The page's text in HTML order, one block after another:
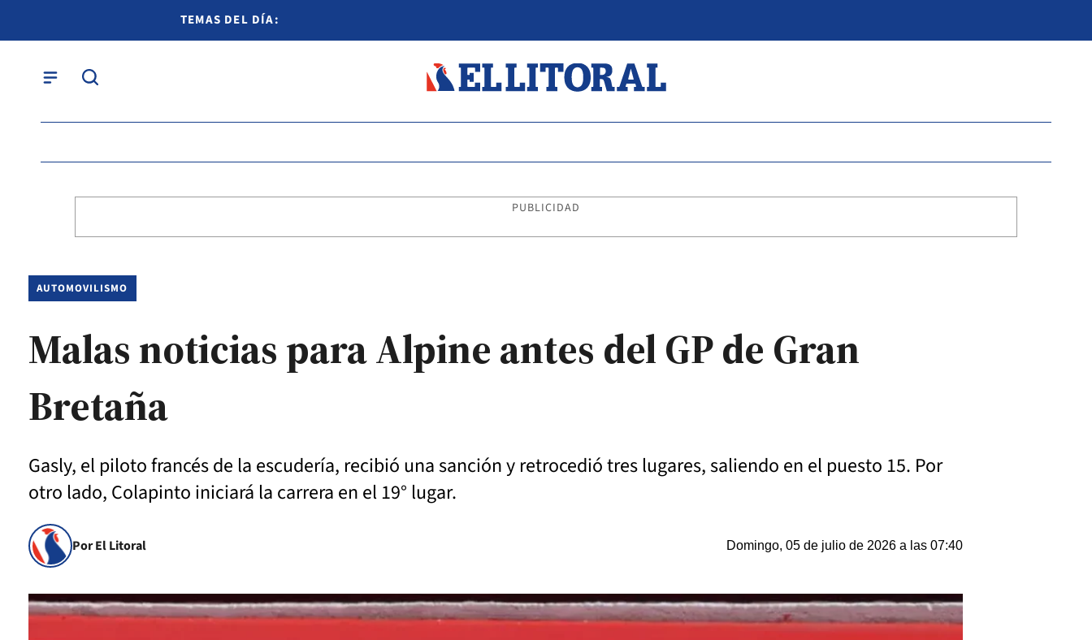
TEMAS DEL DÍA:
PUBLICIDAD
AUTOMOVILISMO
Malas noticias para Alpine antes del GP de Gran
Bretaña
Gasly, el piloto francés de la escudería, recibió una sanción y retrocedió tres lugares, saliendo en el puesto 15. Por
otro lado, Colapinto iniciará la carrera en el 19° lugar.
Por El Litoral Domingo, 05 de julio de 2026 a las 07:40